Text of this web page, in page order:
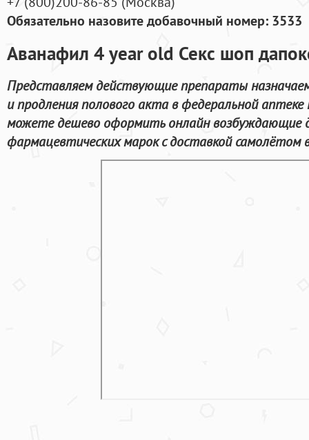
Обязательно назовите добавочный номер: 3533
Аванафил 4 year old Секс шоп
Представляем действующие препараты
и продления полового акта в федеральной
можете дешево оформить онлайн возбуждающие
фармацевтических марок с доставкой самолётом